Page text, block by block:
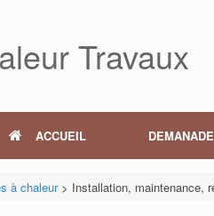
Travaux
ACCUEIL
à chaleur> Installation, maintenance,